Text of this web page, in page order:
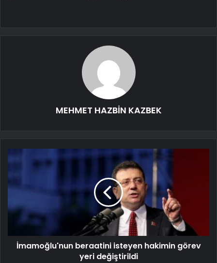
MEHMET HAZBİN KAZBEK
İmamoğlu'nun beraatini isteyen hakimin görev
yeri değiştirildi